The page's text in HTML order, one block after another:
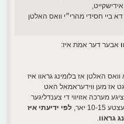
דא ביי חסידי מהרי״י וואס האלטן
אבער דער אמת איז:
האלטן אז בלומינג גראוו איז
אז מען ווידעראמאל האט
מערכה אזויווי די צענדליגער
יאר,
לפי ידיעתי איז
גראוו